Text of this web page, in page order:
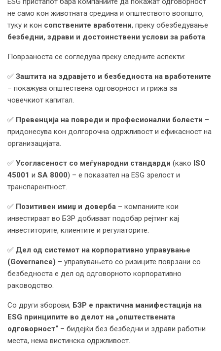
не само кон животната средина и општеството воопшто,
туку и кон сопствените вработени, преку обезбедување
безбедни, здрави и достоинствени услови за работа.
Поврзаноста се согледува преку следните аспекти:
✅ Заштита на здравјето и безбедноста на вработените
– покажува општествена одговорност и грижа за
човечкиот капитал.
✅ Превенција на повреди и професионални болести –
придонесува кон долгорочна одржливост и ефикасност на
организацијата.
✅ Усогласеност со меѓународни стандарди (како ISO
45001 и SA 8000) – е показател на ESG зрелост и
транспарентност.
✅ Позитивен имиџ и доверба – компаниите кои
инвестираат во БЗР добиваат подобар рејтинг кај
инвеститорите, клиентите и регулаторите.
✅ Дел од системот на корпоративно управување
(Governance) – управувањето со ризиците поврзани со
безбедноста е дел од одговорното корпоративно
раководство.
Со други зборови, БЗР е практична манифестација на
ESG принципите во делот на „општествената
одговорност“ – бидејќи без безбедни и здрави работни
места, нема вистинска одржливост.